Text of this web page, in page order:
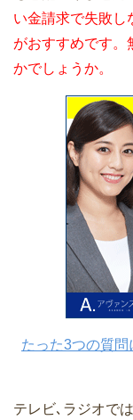
い金請求で失敗し
がおすすめです。
かでしょうか。
たった3つの質
テレビ､ラジオで